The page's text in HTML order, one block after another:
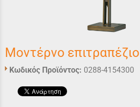
Μοντέρνο
Κωδικός Προϊόντος: 0288-4154300